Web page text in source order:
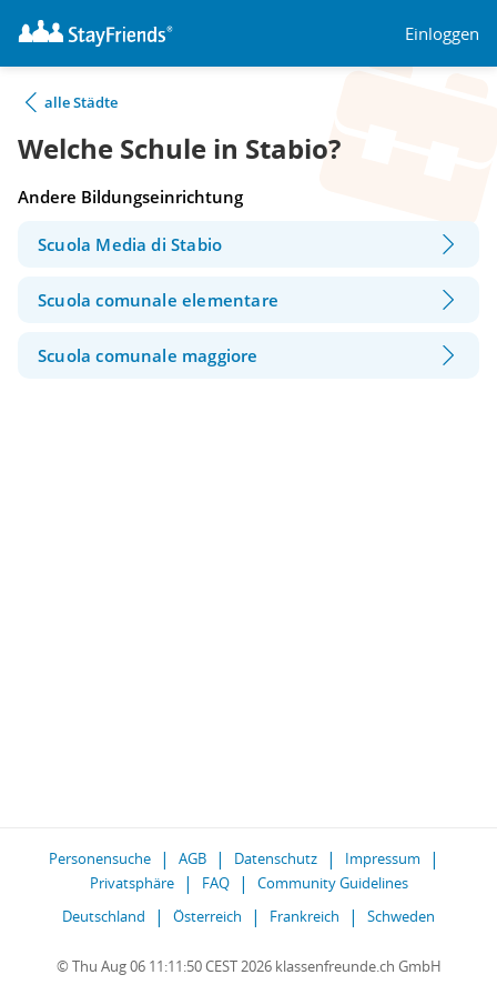
Einloggen
alle Städte
Welche Schule in Stabio?
Andere Bildungseinrichtung
Scuola Media di Stabio
Scuola comunale elementare
Scuola comunale maggiore
Personensuche AGB Datenschutz
Impressum
Privatsphäre
FAQ
Community Guidelines
Deutschland
Österreich Frankreich Schweden
© Thu Aug 06 11:11:50 CEST 2026 klassenfreunde.ch GmbH